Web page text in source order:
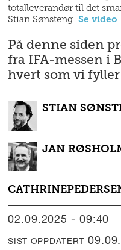
totalleverandør til det
Stian Sønsteng Se video
På denne siden
fra IFA-messen i
hvert som vi
STIAN
JAN
CATHRINE
02.09.2025 - 09:40
SIST OPPDATERT